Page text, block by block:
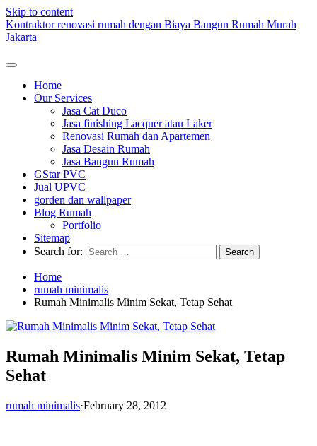
Skip to content
Kontraktor renovasi rumah dengan Biaya Bangun Rumah Murah
Jakarta
Home
Our Services
Jasa Cat Duco
Jasa finishing Lacquer atau Laker
Renovasi Rumah dan Apartemen
Jasa Desain Rumah
Jasa Bangun Rumah
GStar PVC
Jual UPVC
gorden dan wallpaper
Blog Rumah
Portfolio
Sitemap
Search for:
Home
rumah minimalis
Rumah Minimalis Minim Sekat, Tetap Sehat
Rumah Minimalis Minim Sekat, Tetap
Sehat
rumah minimalis·February 28, 2012